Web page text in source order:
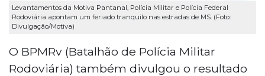
Levantamentos da Motiva Pantanal, Polícia Militar e Polícia Federal
Rodoviária apontam um feriado tranquilo nas estradas de MS. (Foto:
Divulgação/Motiva)
O BPMRv (Batalhão de Polícia Militar
Rodoviária) também divulgou o resultado